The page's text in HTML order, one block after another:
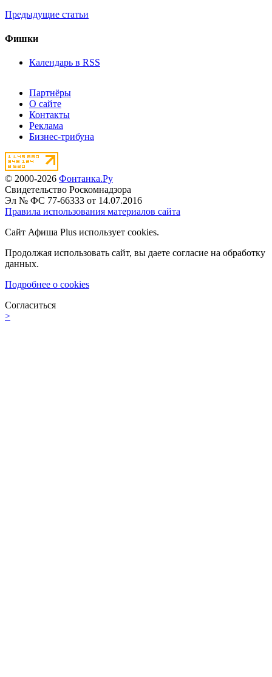
Предыдущие статьи
Фишки
Календарь в RSS
Партнёры
О сайте
Контакты
Реклама
Бизнес-трибуна
© 2000-2026 Фонтанка.Ру
Свидетельство Роскомнадзора
Эл № ФС 77-66333 от 14.07.2016
Правила использования материалов сайта
Сайт Афиша Plus использует cookies.
Продолжая использовать сайт, вы даете согласие на обработку
данных.
Подробнее о cookies
Согласиться
>